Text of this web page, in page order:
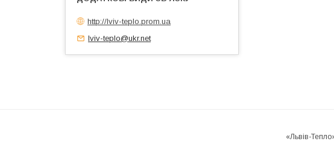
http://lviv-teplo.prom.ua
lviv-teplo@ukr.net